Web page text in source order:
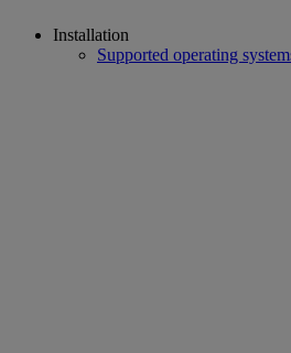
Installation
Supported operating